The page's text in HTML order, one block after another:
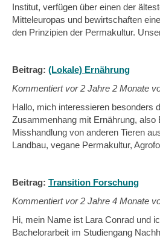
Institut, verfügen über einen der
Mitteleuropas und bewirtschaften
den Prinzipien der Permakultur.
Beitrag: (Lokale) Ernährung
Kommentiert vor2 Jahre 2 Monate
Hallo, mich interessieren besonders
Zusammenhang mit Ernährung, also
Misshandlung von anderen Tieren
Landbau, vegane Permakultur,
Beitrag: Transition Forschung
Kommentiert vor2 Jahre 4 Monate
Hi, mein Name ist Lara Conrad und
Bachelorarbeit im Studiengang